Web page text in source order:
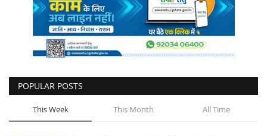
POPULAR POSTS
This Week This Month All Time